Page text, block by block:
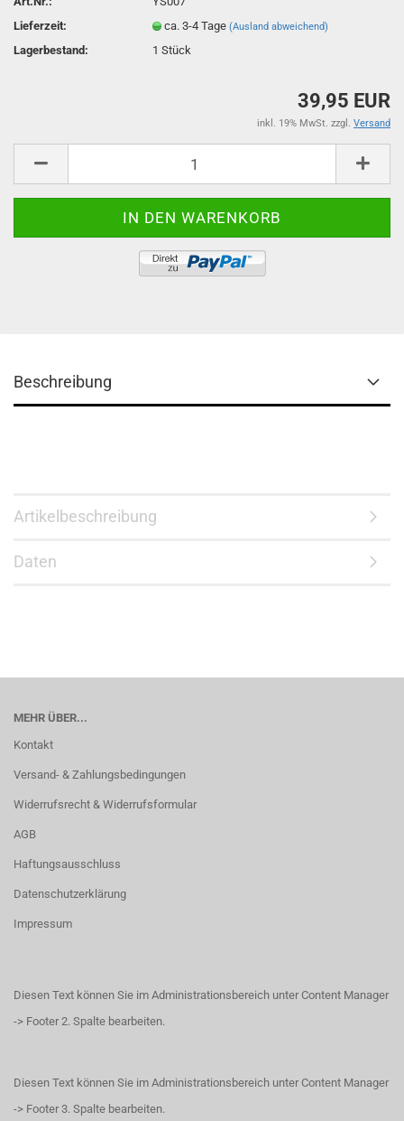
Lieferzeit:
ca. 3-4 Tage(Ausland abweichend)
Lagerbestand: 1Stück
39,95 EUR
inkl. 19% MwSt. zzgl. Versand
Beschreibung
Artikelbeschreibung
Daten
MEHR ÜBER...
Kontakt
Versand- & Zahlungsbedingungen
Widerrufsrecht & Widerrufsformular
AGB
Haftungsausschluss
Datenschutzerklärung
Impressum
Diesen Text können Sie im Administrationsbereich unter Content Manager
-> Footer 2. Spalte bearbeiten.
Diesen Text können Sie im Administrationsbereich unter Content Manager
-> Footer 3. Spalte bearbeiten.